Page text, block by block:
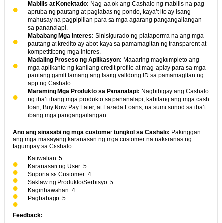
Mabilis at Konektado: Nag-aalok ang Cashalo ng mabilis na pag-
apruba ng pautang at paglabas ng pondo, kaya’t ito ay isang
mahusay na pagpipilian para sa mga agarang pangangailangan
sa pananalapi.
Mababang Mga Interes: Sinisigurado ng plataporma na ang mga
pautang at kredito ay abot-kaya sa pamamagitan ng transparent at
kompetitibong mga interes.
Madaling Proseso ng Aplikasyon: Maaaring magkumpleto ang
mga aplikante ng kanilang credit profile at mag-aplay para sa mga
pautang gamit lamang ang isang validong ID sa pamamagitan ng
app ng Cashalo.
Maraming Mga Produkto sa Pananalapi: Nagbibigay ang Cashalo
ng iba’t ibang mga produkto sa pananalapi, kabilang ang mga cash
loan, Buy Now Pay Later, at Lazada Loans, na sumusunod sa iba’t
ibang mga pangangailangan.
Ano ang sinasabi ng mga customer tungkol sa Cashalo: Pakinggan
ang mga masayang karanasan ng mga customer na nakaranas ng
tagumpay sa Cashalo:
Katiwalian: 5
Karanasan ng User: 5
Suporta sa Customer: 4
Saklaw ng Produkto/Serbisyo: 5
Kaginhawahan: 4
Pagbabago: 5
Feedback: